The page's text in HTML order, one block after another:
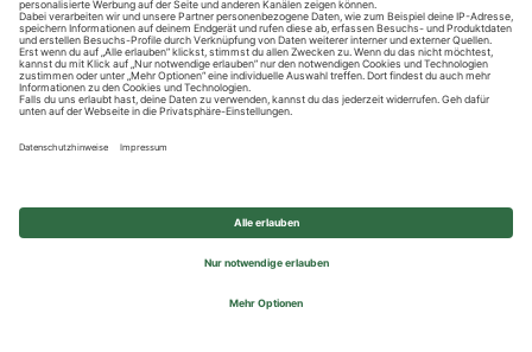
Impressum
Privatsphäre-Einstellungen
© 2026 REWE Group - All rights reserved